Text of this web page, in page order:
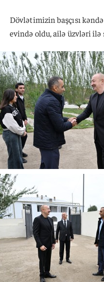
Dövlətimizin başçısı
evində oldu, ailə üzvləri ilə